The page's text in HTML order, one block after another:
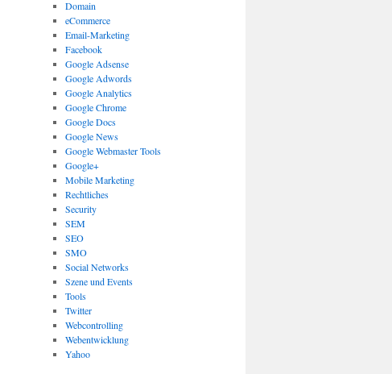
Domain
eCommerce
Email-Marketing
Facebook
Google Adsense
Google Adwords
Google Analytics
Google Chrome
Google Docs
Google News
Google Webmaster Tools
Google+
Mobile Marketing
Rechtliches
Security
SEM
SEO
SMO
Social Networks
Szene und Events
Tools
Twitter
Webcontrolling
Webentwicklung
Yahoo